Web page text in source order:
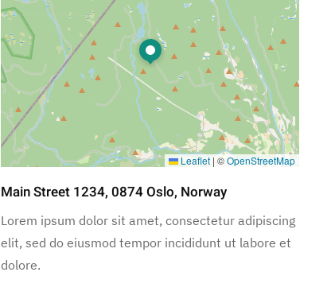
Leaflet | ©OpenStreetMap
Main Street 1234, 0874 Oslo, Norway
Lorem ipsum dolor sit amet, consectetur adipiscing
elit, sed do eiusmod tempor incididunt ut labore et
dolore.